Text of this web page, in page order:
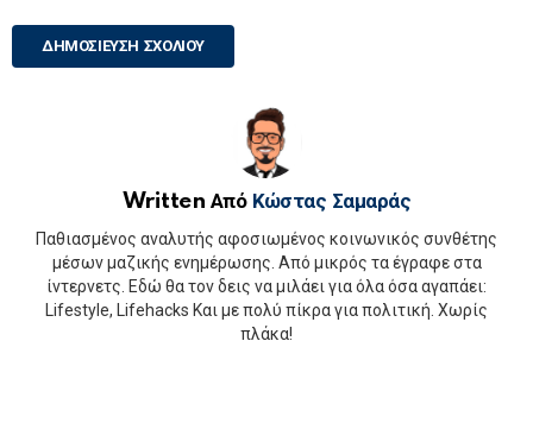
Written Από Κώστας Σαμαράς
Παθιασμένος αναλυτής αφοσιωμένος κοινωνικός συνθέτης
μέσων μαζικής ενημέρωσης. Από μικρός τα έγραφε στα
ίντερνετς. Εδώ θα τον δεις να μιλάει για όλα όσα αγαπάει:
Lifestyle, Lifehacks Και με πολύ πίκρα για πολιτική. Χωρίς
πλάκα!